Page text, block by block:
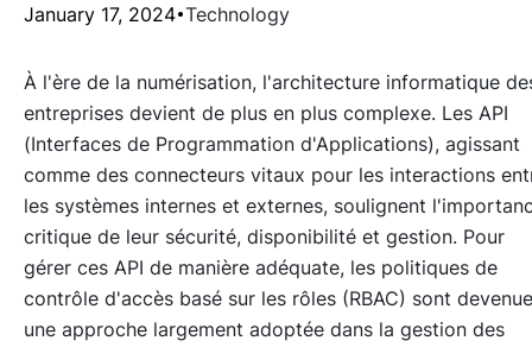
January 17, 2024 Technology
À l'ère de la numérisation, l'architecture informatique
entreprises devient de plus en plus complexe. Les API
(Interfaces de Programmation d'Applications), agissant
comme des connecteurs vitaux pour les interactions
les systèmes internes et externes, soulignent
critique de leur sécurité, disponibilité et gestion. Pour
gérer ces API de manière adéquate, les politiques de
contrôle d'accès basé sur les rôles (RBAC) sont
une approche largement adoptée dans la gestion des